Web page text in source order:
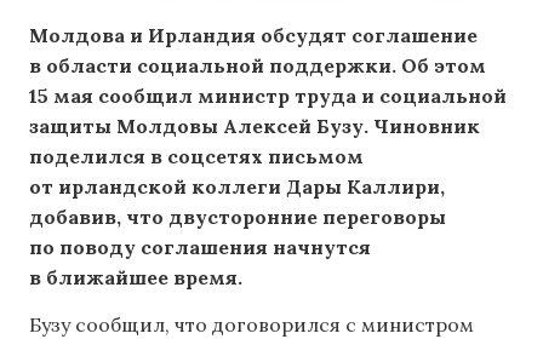
Молдова и Ирландия обсудят соглашение
в области социальной поддержки. Об этом
15 мая сообщил министр труда и социальной
защиты Молдовы Алексей Бузу. Чиновник
поделился в соцсетях письмом
от ирландской коллеги Дары Каллири,
добавив, что двусторонние переговоры
по поводу соглашения начнутся
в ближайшее время.
Бузу сообщил, что договорился с министром